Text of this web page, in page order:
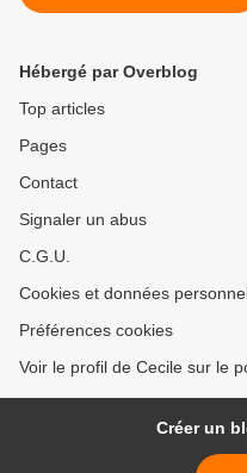
Hébergé par Overblog
Top articles
Pages
Contact
Signaler un abus
C.G.U.
Cookies et données
Préférences cookies
Voir le profil de Cecile sur le
Créer un